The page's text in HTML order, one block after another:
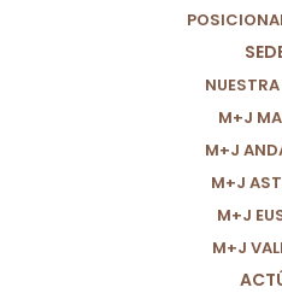
M+J
M+J
M+J
M+J
M+J
DANA: I
VALENCIA,
MUNDO MÁS